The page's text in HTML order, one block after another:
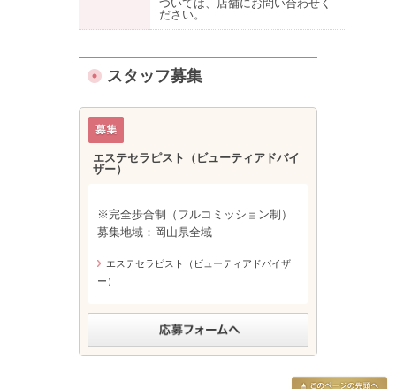
ついては、店舗にお問い合わせく
ださい。
スタッフ募集
エステセラピスト（ビューティアドバイ
ザー）
※完全歩合制（フルコミッション制）
募集地域：岡山県全域
エステセラピスト（ビューティアドバイザ
ー）